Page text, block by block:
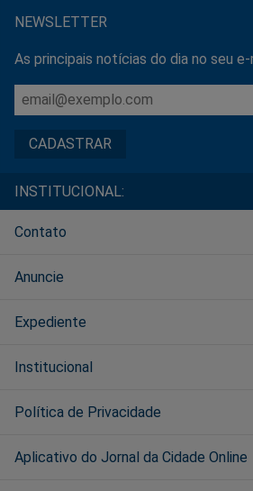
NEWSLETTER
As principais notícias do dia no seu e-
INSTITUCIONAL:
Contato
Anuncie
Expediente
Institucional
Política de Privacidade
Aplicativo do Jornal da Cidade Online